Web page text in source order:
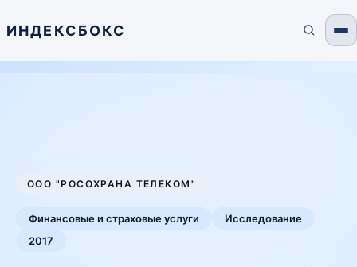
ИНДЕКСБОКС
OOO "РОСОХРАНА ТЕЛЕКОМ"
Финансовые и страховые услуги
Исследование
2017